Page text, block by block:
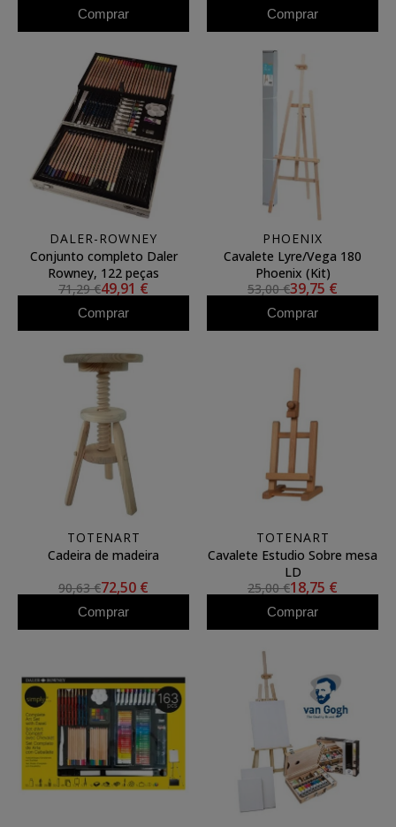
Comprar Comprar
DALER-ROWNEY
Conjunto completo Daler
Rowney, 122 peças
71,29 €49,91 €
Comprar
PHOENIX
Cavalete Lyre/Vega 180
Phoenix (Kit)
53,00 €39,75 €
Comprar
TOTENART
Cadeira de madeira
90,63 €72,50 €
Comprar
TOTENART
Cavalete Estudio Sobre mesa
LD
25,00 €18,75 €
Comprar